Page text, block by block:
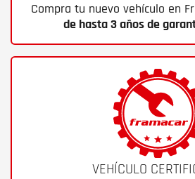
Compra tu nuevo vehículo en
de hasta 3 años de
VEHÍCULO